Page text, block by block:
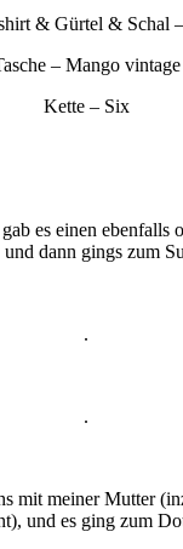
& Gürtel & Schal
– Mango vintage
Kette – Six
es einen ebenfalls
und dann gings zum
.
.
mit meiner Mutter
und es ging zum